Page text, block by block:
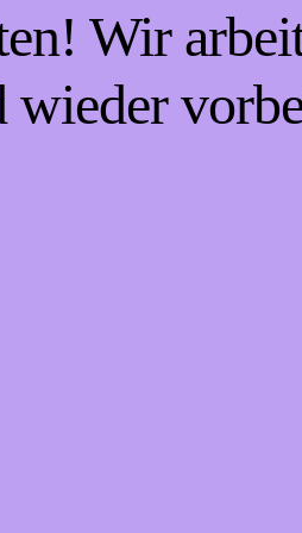
Wir
wieder